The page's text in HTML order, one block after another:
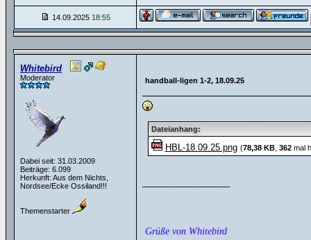
14.09.2025 18:55
Whitebird
Moderator
Dabei seit: 31.03.2009
Beiträge: 6.099
Herkunft: Aus dem Nichts,
Nordsee/Ecke Ossiland!!!
Themenstarter
handball-ligen 1-2, 18.09.25
Dateianhang:
HBL-18.09.25.png (78,38 KB, 362mal
Grüße von Whitebird